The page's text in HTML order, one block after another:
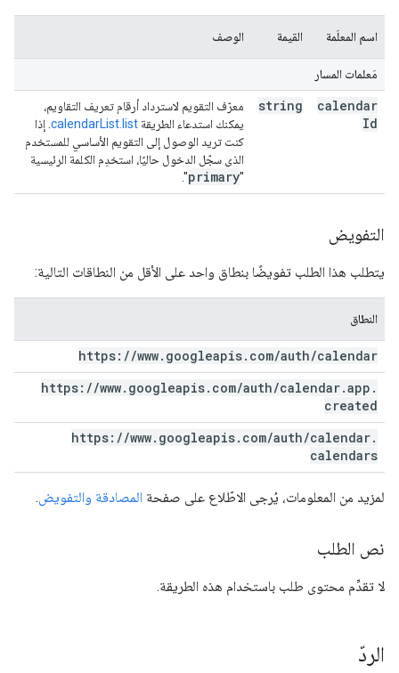
اسم المعلَمة القيمة الوصف
مَعلمات المسار
calendar
Id
string
معرّف التقويم لاسترداد أرقام تعريف التقاويم،
يمكنك استدعاء الطريقة calendarList.list . إذا
كنت تريد الوصول إلى التقويم الأساسي للمستخدم
الذي سجّل الدخول حاليًا، استخدِم الكلمة الرئيسية
"
primary
".
التفويض
يتطلب هذا الطلب تفويضًا بنطاق واحد على الأقل من النطاقات التالية:
النطاق
https: //www. googleapis. com/auth/calendar
https: //www. googleapis. com/auth/calendar.app .
created
https: //www. googleapis. com/auth/calendar.
calendars
لمزيد من المعلومات، يُرجى الاطّلاع على صفحة المصادقة والتفويض.
نص الطلب
لا تقدِّم محتوى طلب باستخدام هذه الطريقة.
الردّ